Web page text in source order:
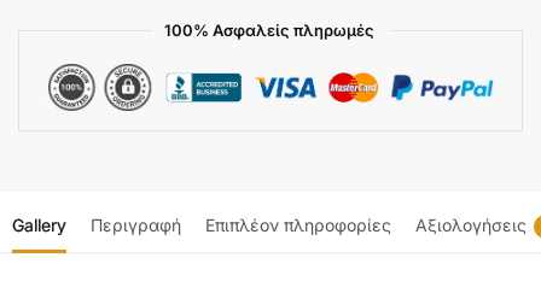
100% Ασφαλείς πληρωμές
Gallery Περιγραφή Επιπλέον πληροφορίες Αξιολογήσεις